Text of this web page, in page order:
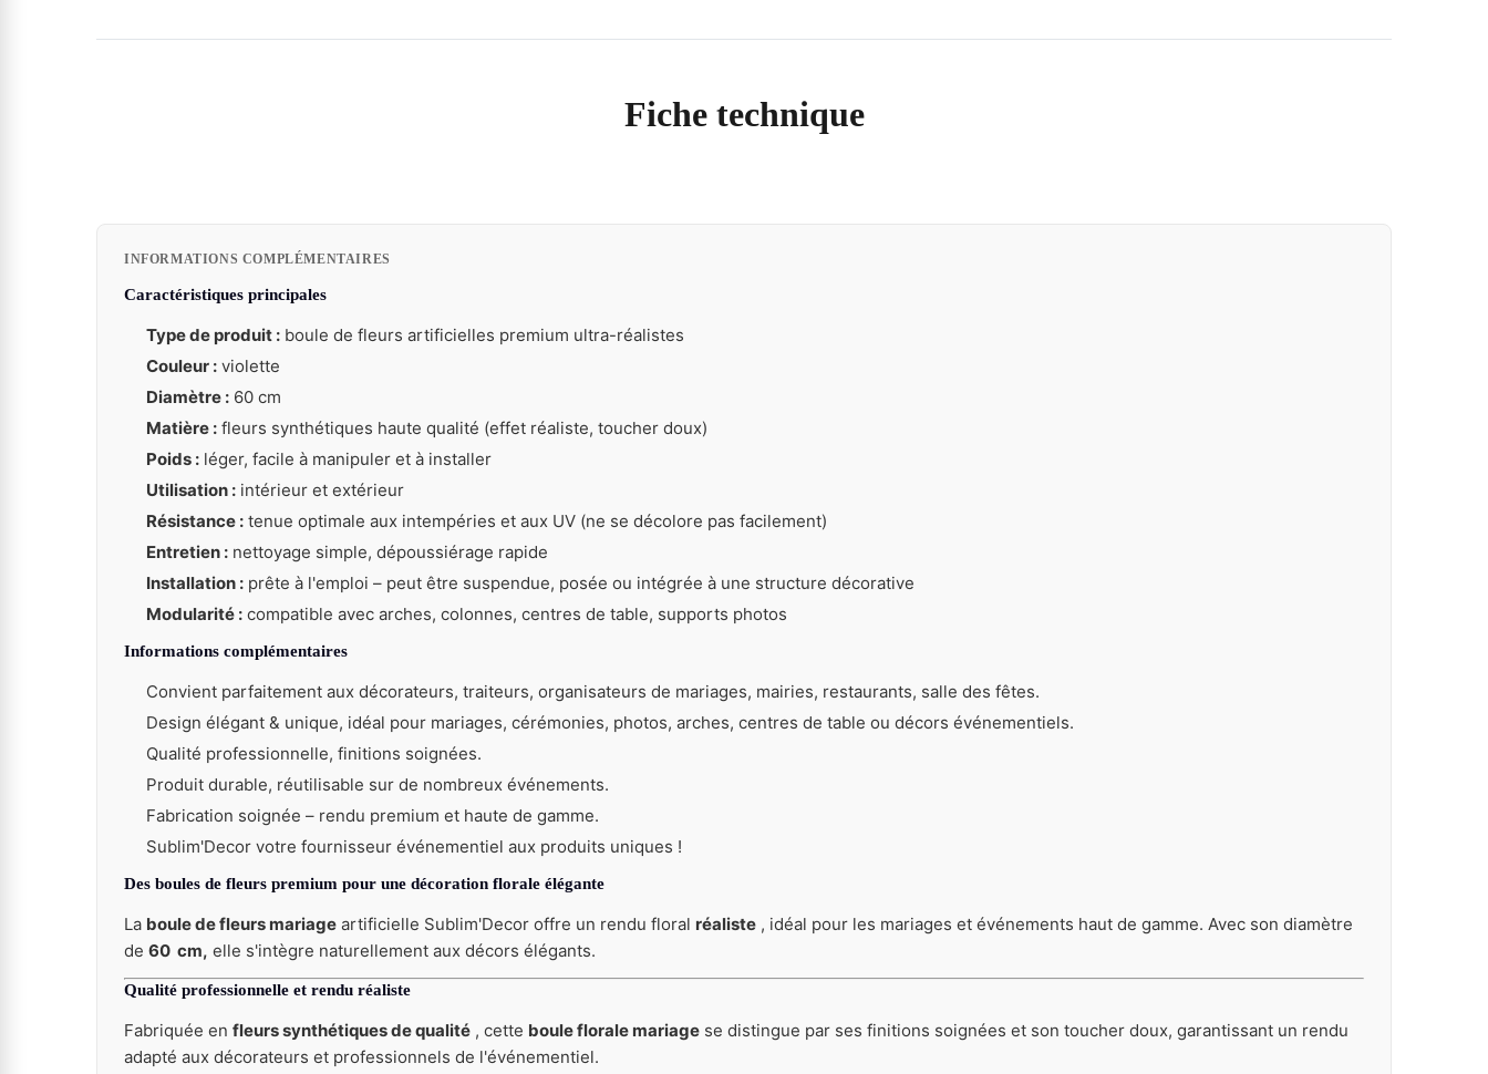
Fiche technique
INFORMATIONS COMPLÉMENTAIRES
Caractéristiques principales
Type de produit : boule de fleurs artificielles premium ultra-réalistes
Couleur : violette
Diamètre : 60 cm
Matière : fleurs synthétiques haute qualité (effet réaliste, toucher doux)
Poids : léger, facile à manipuler et à installer
Utilisation : intérieur et extérieur
Résistance : tenue optimale aux intempéries et aux UV (ne se décolore pas facilement)
Entretien : nettoyage simple, dépoussiérage rapide
Installation : prête à l'emploi – peut être suspendue, posée ou intégrée à une structure décorative
Modularité : compatible avec arches, colonnes, centres de table, supports photos
Informations complémentaires
Convient parfaitement aux décorateurs, traiteurs, organisateurs de mariages, mairies, restaurants, salle des fêtes.
Design élégant & unique, idéal pour mariages, cérémonies, photos, arches, centres de table ou décors événementiels.
Qualité professionnelle, finitions soignées.
Produit durable, réutilisable sur de nombreux événements.
Fabrication soignée – rendu premium et haute de gamme.
Sublim'Decor votre fournisseur événementiel aux produits uniques !
Des boules de fleurs premium pour une décoration florale élégante
La boule de fleurs mariage artificielle Sublim'Decor offre un rendu floral réaliste , idéal pour les mariages et événements haut de gamme. Avec son diamètre
de 60 cm, elle s'intègre naturellement aux décors élégants.
Qualité professionnelle et rendu réaliste
Fabriquée en fleurs synthétiques de qualité , cette boule florale mariage se distingue par ses finitions soignées et son toucher doux, garantissant un rendu
adapté aux décorateurs et professionnels de l'événementiel.